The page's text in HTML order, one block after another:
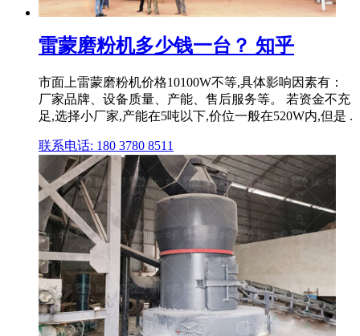
雷蒙磨粉机多少钱一台？ 知乎
市面上雷蒙磨粉机价格10100W不等,具体影响因素有：
厂家品牌、设备质量、产能、售后服务等。 若资金不充
足,选择小厂家,产能在5吨以下,价位一般在520W内,但是 .
联系电话: 180 3780 8511